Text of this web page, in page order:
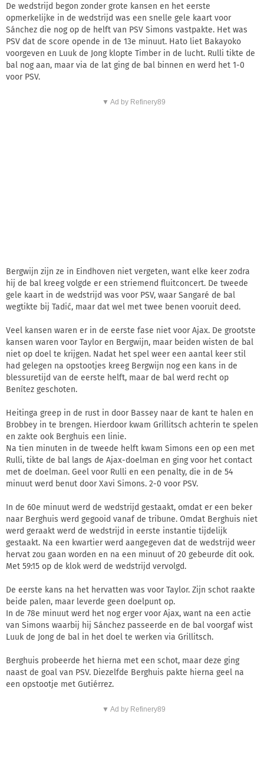
De wedstrijd begon zonder grote kansen en het eerste
opmerkelijke in de wedstrijd was een snelle gele kaart voor
Sánchez die nog op de helft van PSV Simons vastpakte. Het was
PSV dat de score opende in de 13e minuut. Hato liet Bakayoko
voorgeven en Luuk de Jong klopte Timber in de lucht. Rulli tikte de
bal nog aan, maar via de lat ging de bal binnen en werd het 1-0
voor PSV.
▼ Ad by Refinery89
Bergwijn zijn ze in Eindhoven niet vergeten, want elke keer zodra
hij de bal kreeg volgde er een striemend fluitconcert. De tweede
gele kaart in de wedstrijd was voor PSV, waar Sangaré de bal
wegtikte bij Tadić, maar dat wel met twee benen vooruit deed.
Veel kansen waren er in de eerste fase niet voor Ajax. De grootste
kansen waren voor Taylor en Bergwijn, maar beiden wisten de bal
niet op doel te krijgen. Nadat het spel weer een aantal keer stil
had gelegen na opstootjes kreeg Bergwijn nog een kans in de
blessuretijd van de eerste helft, maar de bal werd recht op
Benítez geschoten.
Heitinga greep in de rust in door Bassey naar de kant te halen en
Brobbey in te brengen. Hierdoor kwam Grillitsch achterin te spelen
en zakte ook Berghuis een linie.
Na tien minuten in de tweede helft kwam Simons een op een met
Rulli, tikte de bal langs de Ajax-doelman en ging voor het contact
met de doelman. Geel voor Rulli en een penalty, die in de 54
minuut werd benut door Xavi Simons. 2-0 voor PSV.
In de 60e minuut werd de wedstrijd gestaakt, omdat er een beker
naar Berghuis werd gegooid vanaf de tribune. Omdat Berghuis niet
werd geraakt werd de wedstrijd in eerste instantie tijdelijk
gestaakt. Na een kwartier werd aangegeven dat de wedstrijd weer
hervat zou gaan worden en na een minuut of 20 gebeurde dit ook.
Met 59:15 op de klok werd de wedstrijd vervolgd.
De eerste kans na het hervatten was voor Taylor. Zijn schot raakte
beide palen, maar leverde geen doelpunt op.
In de 78e minuut werd het nog erger voor Ajax, want na een actie
van Simons waarbij hij Sánchez passeerde en de bal voorgaf wist
Luuk de Jong de bal in het doel te werken via Grillitsch.
Berghuis probeerde het hierna met een schot, maar deze ging
naast de goal van PSV. Diezelfde Berghuis pakte hierna geel na
een opstootje met Gutiérrez.
▼ Ad by Refinery89